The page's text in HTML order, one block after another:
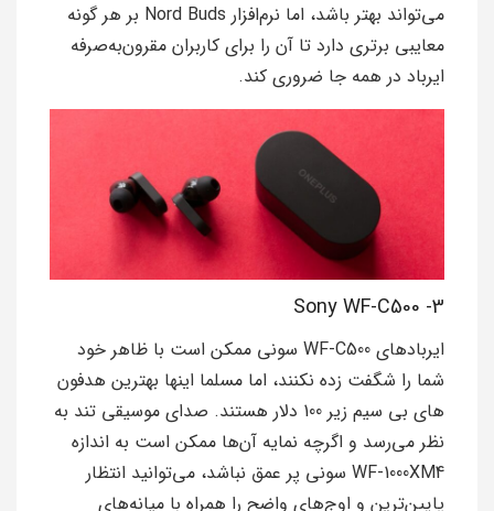
می‌تواند بهتر باشد، اما نرم‌افزار Nord Buds بر هر گونه
معایبی برتری دارد تا آن را برای کاربران مقرون‌به‌صرفه
ایرباد در همه جا ضروری کند.
3- Sony WF-C500
ایربادهای WF-C500 سونی ممکن است با ظاهر خود
شما را شگفت زده نکنند، اما مسلما اینها بهترین هدفون
های بی سیم زیر 100 دلار هستند. صدای موسیقی تند به
نظر می‌رسد و اگرچه نمایه آن‌ها ممکن است به اندازه
WF-1000XM4 سونی پر عمق نباشد، می‌توانید انتظار
پایین‌ترین و اوج‌های واضح را همراه با میانه‌های